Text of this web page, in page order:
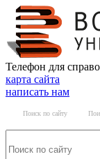
Телефон для
карта сайта
написать нам
Поиск по сайту